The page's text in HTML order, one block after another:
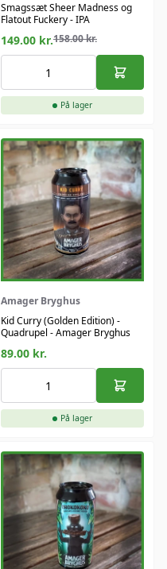
Smagssæt Sheer Madness og
Flatout Fuckery - IPA
149.00 kr.158.00kr.
På lager
Amager Bryghus
Kid Curry (Golden Edition) -
Quadrupel - Amager Bryghus
89.00 kr.
På lager